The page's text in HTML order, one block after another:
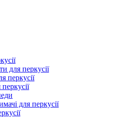
для перкусії
перкусії
для перкусії